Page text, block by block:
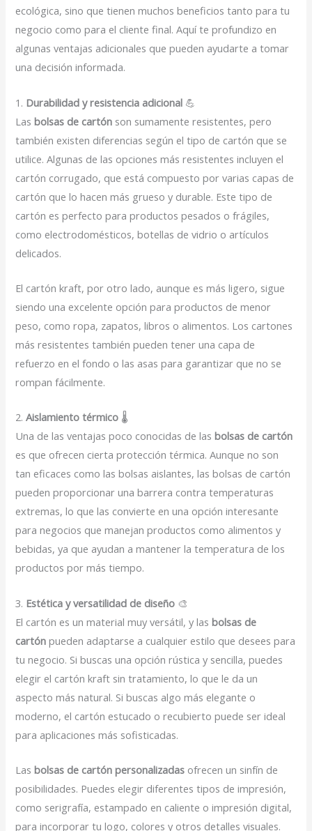
ecológica, sino que tienen muchos beneficios tanto para tu
negocio como para el cliente final. Aquí te profundizo en
algunas ventajas adicionales que pueden ayudarte a tomar
una decisión informada.
1. Durabilidad y resistencia adicional 💪
Lasbolsas de cartón son sumamente resistentes, pero
también existen diferencias según el tipo de cartón que se
utilice. Algunas de las opciones más resistentes incluyen el
cartón corrugado, que está compuesto por varias capas de
cartón que lo hacen más grueso y durable. Este tipo de
cartón es perfecto para productos pesados o frágiles,
como electrodomésticos, botellas de vidrio o artículos
delicados.
El cartón kraft, por otro lado, aunque es más ligero, sigue
siendo una excelente opción para productos de menor
peso, como ropa, zapatos, libros o alimentos. Los cartones
más resistentes también pueden tener una capa de
refuerzo en el fondo o las asas para garantizar que no se
rompan fácilmente.
2.Aislamiento térmico 🌡️
Una de las ventajas poco conocidas de lasbolsas de cartón
es que ofrecen cierta protección térmica. Aunque no son
tan eficaces como las bolsas aislantes, las bolsas de cartón
pueden proporcionar una barrera contra temperaturas
extremas, lo que las convierte en una opción interesante
para negocios que manejan productos como alimentos y
bebidas, ya que ayudan a mantener la temperatura de los
productos por más tiempo.
3. Estética y versatilidad de diseño 🎨
El cartón es un material muy versátil, y lasbolsas de
cartón pueden adaptarse a cualquier estilo que desees para
tu negocio. Si buscas una opción rústica y sencilla, puedes
elegir el cartón kraft sin tratamiento, lo que le da un
aspecto más natural. Si buscas algo más elegante o
moderno, el cartón estucado o recubierto puede ser ideal
para aplicaciones más sofisticadas.
Lasbolsas de cartón personalizadas ofrecen un sinfín de
posibilidades. Puedes elegir diferentes tipos de impresión,
como serigrafía, estampado en caliente o impresión digital,
para incorporar tu logo, colores y otros detalles visuales.